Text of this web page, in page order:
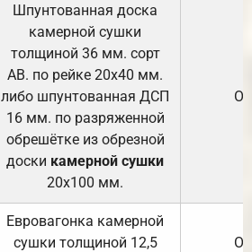
Шпунтованная доска
камерной сушки
толщиной 36 мм. сорт
АВ. по рейке 20х40 мм.
либо шпунтованная ДСП
16 мм. по разряженной
обрешётке из обрезной
доски камерной сушки
20х100 мм.
Евровагонка камерной
сушки толщиной 12,5